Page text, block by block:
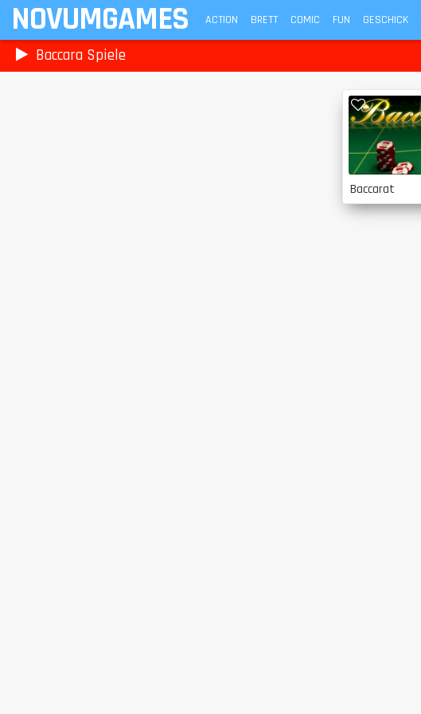
NOVUMGAMES ACTION BRETT COMIC FUN GESCHICK
Baccara Spiele
Baccarat